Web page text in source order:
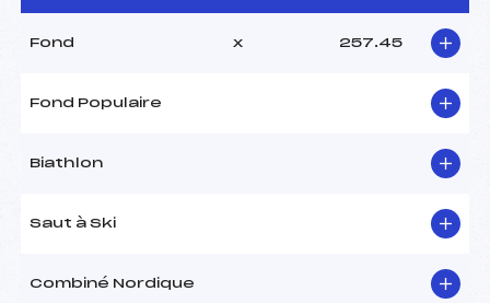
Fond x 257.45
Fond Populaire
Biathlon
Saut à Ski
Combiné Nordique